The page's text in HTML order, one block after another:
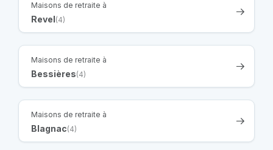
Maisons de retraite à
Revel(4)
Maisons de retraite à
Bessières(4)
Maisons de retraite à
Blagnac(4)